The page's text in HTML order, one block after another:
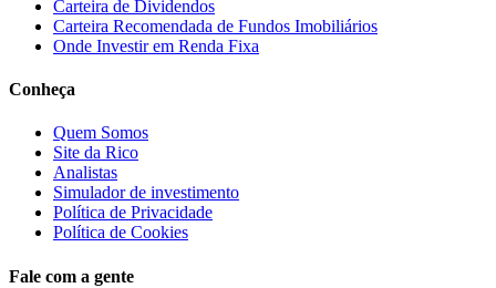
Carteira de Dividendos
Carteira Recomendada de Fundos Imobiliários
Onde Investir em Renda Fixa
Conheça
Quem Somos
Site da Rico
Analistas
Simulador de investimento
Política de Privacidade
Política de Cookies
Fale com a gente